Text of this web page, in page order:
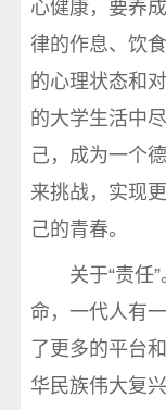
心健康，要养
律的作息、饮
的心理状态和
的大学生活中
己，成为一个
来挑战，实现
己的青春。
关于“责任”
命，一代人有
了更多的平台
华民族伟大复